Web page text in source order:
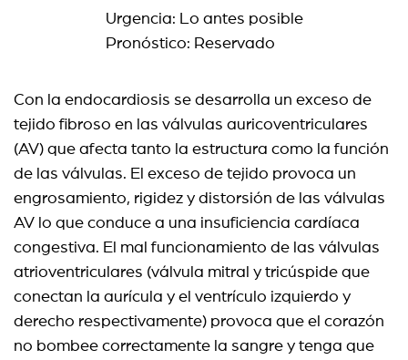
Urgencia: Lo antes posible
Pronóstico: Reservado
Con la endocardiosis se desarrolla un exceso de
tejido fibroso en las válvulas auricoventriculares
(AV) que afecta tanto la estructura como la función
de las válvulas. El exceso de tejido provoca un
engrosamiento, rigidez y distorsión de las válvulas
AV lo que conduce a una insuficiencia cardíaca
congestiva. El mal funcionamiento de las válvulas
atrioventriculares (válvula mitral y tricúspide que
conectan la aurícula y el ventrículo izquierdo y
derecho respectivamente) provoca que el corazón
no bombee correctamente la sangre y tenga que